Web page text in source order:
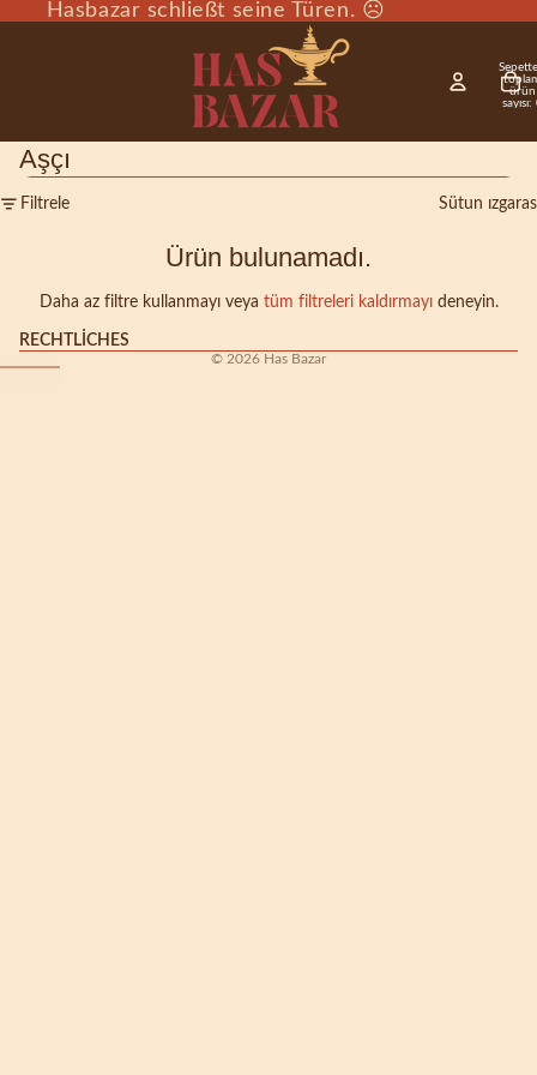
Hasbazar schließt seine Türen. ☹️
ürün
sayısı:
Aşçı
Filtrele Sütun
Ürün bulunamadı.
Daha az filtre kullanmayı veya tüm filtreleri kaldırmayıdeneyin.
RECHTLICHES
© 2026 Has Bazar